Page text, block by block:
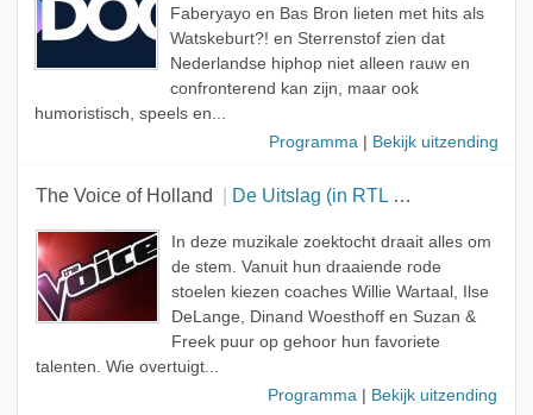
Gast
Acteur
Onderwerp
Deskundige
Jury
Realitist
Faberyayo en Bas Bron lieten met hits als
Watskeburt?! en Sterrenstof zien dat
Nederlandse hiphop niet alleen rauw en
confronterend kan zijn, maar ook
humoristisch, speels en...
Programma
Bekijk uitzending
The Voice of Holland De Uitslag (in RTL Tonight)
In deze muzikale zoektocht draait alles om
de stem. Vanuit hun draaiende rode
stoelen kiezen coaches Willie Wartaal, Ilse
DeLange, Dinand Woesthoff en Suzan &
Freek puur op gehoor hun favoriete
talenten. Wie overtuigt...
Programma
Bekijk uitzending